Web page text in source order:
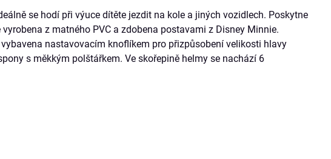
se hodí při výuce dítěte jezdit na kole a jiných vozidlech. Poskytne
z matného PVC a zdobena postavami z Disney Minnie.
nastavovacím knoflíkem pro přizpůsobení velikosti hlavy
s měkkým polštářkem. Ve skořepině helmy se nachází 6